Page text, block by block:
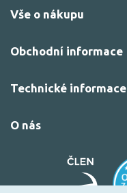
Vše o nákupu
Obchodní informace
Technické informace
O nás